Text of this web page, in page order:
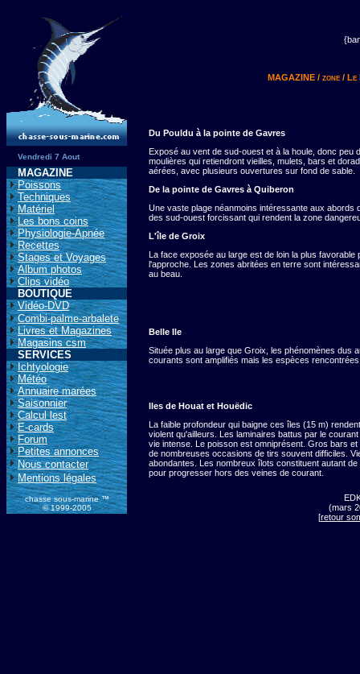
Vendredi 7 Aout
MAGAZINE
Poissons
Techniques
Matériel
Les bons coins
Physiologie-Apnée
Recettes
Stages et Voyages
Album photos
Clips vidéo
BOUTIQUE
Vidéo-DVD
Combi-palme-arbalete
Livres et Magazines
Magasins csm
SERVICES
Ichtyologie
Météo
Annuaire marées
Saisonnier
Calcul lest
E-cards
Forum
Petites annonces
Nous contacter
Mentions légales
chasse sous-marine ™
© 1999-2005
MAGAZINE / zone / Le
Du Pouldu à la pointe de Gavres
Exposé au vent de sud-ouest et à la houle, donc peu
moulières qui retiendront vieilles, mulets, bars et
aérées, avec plusieurs ouvertures sur fond de sable.
De la pointe de Gavres à Quiberon
Une vaste plage néanmoins intéressante aux abords
des sud-ouest forcissant qui rendent la zone
L'île de Groix
La face exposée au large est de loin la plus
l'approche. Les zones abritées en terre sont
au beau.
Belle Ile
Située plus au large que Groix, les phénomènes dus
courants sont amplifiés mais les espèces
Iles de Houat et Houëdic
La faible profondeur qui baigne ces îles (15 m)
violent qu'ailleurs. Les laminaires battus par le
vie intense. Le poisson est omniprésent. Gros bars et
de nombreuses occasions de tirs souvent difficiles.
abondantes. Les nombreux îlots constituent autant
pour progresser hors des veines de courant.
(mars
[retour